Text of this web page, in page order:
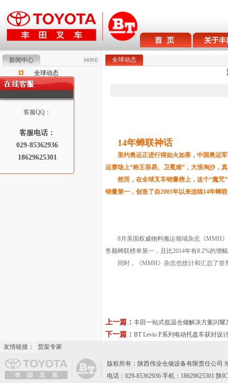
客服QQ：
客服电话：
029-85362936
18629625301
新闻中心
全球动态
丰田新闻
全球动态
14年蝉联神话
里约奥运正进行得如火如荼，中国奥运
运赛场上“称王容易、卫冕难”，大浪淘沙，
然而，在全球叉车销量榜上，这个“魔咒
销量第一，创造了自2001年以来连续14年蝉
8月美国权威物料搬运领域杂志《MMH》
售额蝉联榜单第一，且比2014年有8.2%的增
同时，《MMH》杂志也统计和汇总了
上一篇： 丰田一站式低温仓储解决方案闪耀
下一篇： BT Levio P系列电动托盘车获封设
友情链接：
货架专家
版权所有：陕西伟业仓储设备有限责任公司
电话：029-85362936 手机：18629625301 陕